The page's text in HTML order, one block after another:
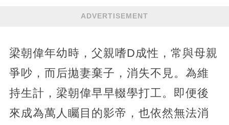
ADVERTISEMENT
梁朝偉年幼時，父親嗜D成性，常與母親
爭吵，而后拋妻棄子，消失不見。為維
持生計，梁朝偉早早輟學打工。即便後
來成為萬人矚目的影帝，也依然無法消